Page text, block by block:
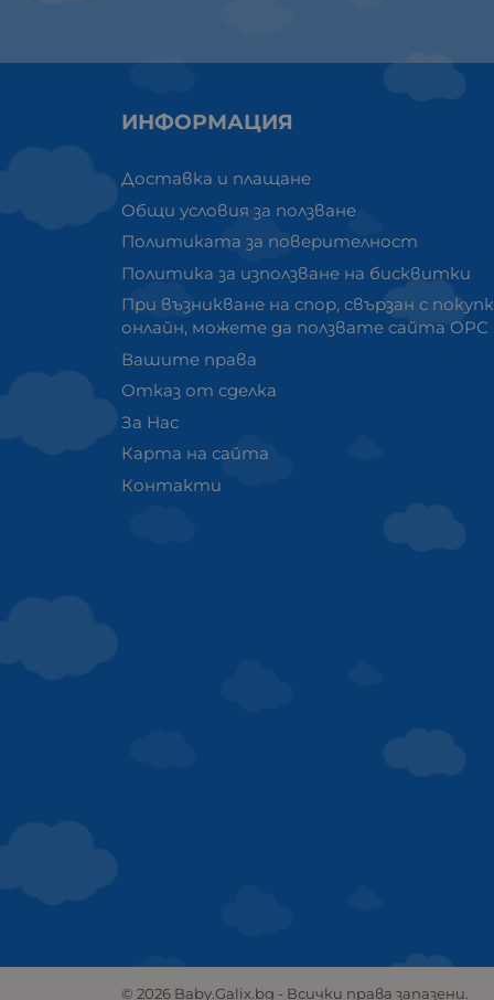
ИНФОРМАЦИЯ
Доставка и плащане
Общи условия за ползване
Политиката за поверителност
Политика за използване на бисквитки
При възникване на спор, свързан с
онлайн, можете да ползвате сайта ОРС
Вашите права
Отказ от сделка
За Нас
Карта на сайта
Контакти
© 2026 Baby.Galix.bg - Всички права запазени.